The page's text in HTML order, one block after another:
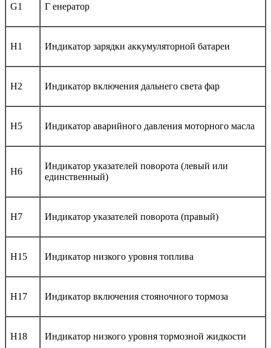
G1 Г енератор
H1 Индикатор зарядки аккумуляторной батареи
H2 Индикатор включения дальнего света фар
H5 Индикатор аварийного давления моторного масла
H6
Индикатор указателей поворота (левый или
единственный)
H7 Индикатор указателей поворота (правый)
H15 Индикатор низкого уровня топлива
H17 Индикатор включения стояночного тормоза
H18 Индикатор низкого уровня тормозной жидкости